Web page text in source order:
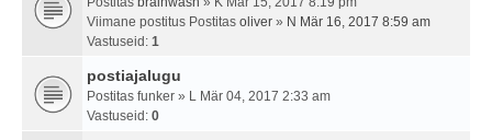
Viimane postitus Postitas oliver » N Mär 16, 2017 8:59 am
Vastuseid: 1
postiajalugu
Postitas funker » L Mär 04, 2017 2:33 am
Vastuseid: 0